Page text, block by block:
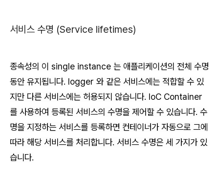
서비스 수명 (Service lifetimes)
종속성의 이 single instance 는 애플리케이션의 전체 수명
동안 유지됩니다. logger 와 같은 서비스에는 적합할 수 있
지만 다른 서비스에는 허용되지 않습니다. IoC Container
를 사용하여 등록된 서비스의 수명을 제어할 수 있습니다. 수
명을 지정하는 서비스를 등록하면 컨테이너가 자동으로 그에
따라 해당 서비스를 처리합니다. 서비스 수명은 세 가지가 있
습니다.